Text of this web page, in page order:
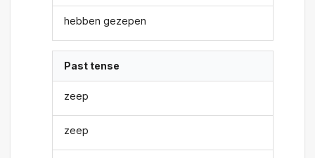
hebben gezepen
Past tense
zeep
zeep